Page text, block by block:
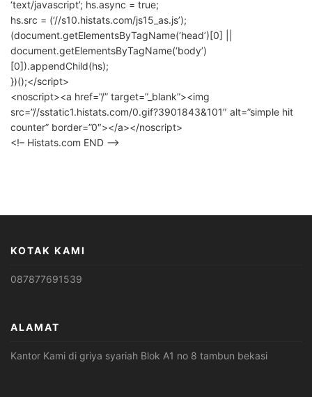
‘text/javascript’; hs.async = true;
hs.src = (‘//s10.histats.com/js15_as.js’);
(document.getElementsByTagName(‘head’)[0] ||
document.getElementsByTagName(‘body’)
[0]).appendChild(hs);
})();</script>
<noscript><a href=”/” target=”_blank”><img
src=”//sstatic1.histats.com/0.gif?3901843&101″ alt=”simple hit
counter” border=”0″></a></noscript>
<!– Histats.com END –>
KOTAK KAMI
087877691539
ALAMAT
Kantor Kami di griya syariah Blok A1 no 8 tambun bekasi